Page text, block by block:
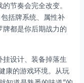
节奏会完全改变。
括牌系统、属性补
都是你后期战力的
设计、装备掉落生
康的游戏环境。从玩